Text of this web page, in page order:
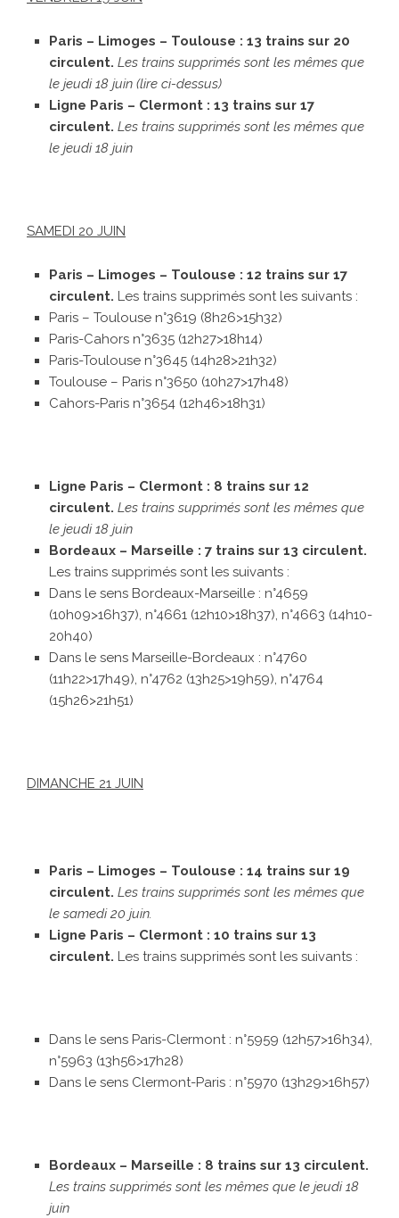
Paris – Limoges – Toulouse : 13 trains sur 20
circulent. Les trains supprimés sont les mêmes que
le jeudi 18 juin (lire ci-dessus)
Ligne Paris – Clermont : 13 trains sur 17
circulent. Les trains supprimés sont les mêmes que
le jeudi 18 juin
SAMEDI 20 JUIN
Paris – Limoges – Toulouse : 12 trains sur 17
circulent. Les trains supprimés sont les suivants :
Paris – Toulouse n°3619 (8h26>15h32)
Paris-Cahors n°3635 (12h27>18h14)
Paris-Toulouse n°3645 (14h28>21h32)
Toulouse – Paris n°3650 (10h27>17h48)
Cahors-Paris n°3654 (12h46>18h31)
Ligne Paris – Clermont : 8 trains sur 12
circulent. Les trains supprimés sont les mêmes que
le jeudi 18 juin
Bordeaux – Marseille : 7 trains sur 13 circulent.
Les trains supprimés sont les suivants :
Dans le sens Bordeaux-Marseille : n°4659
(10h09>16h37), n°4661 (12h10>18h37), n°4663 (14h10-
20h40)
Dans le sens Marseille-Bordeaux : n°4760
(11h22>17h49), n°4762 (13h25>19h59), n°4764
(15h26>21h51)
DIMANCHE 21 JUIN
Paris – Limoges – Toulouse : 14 trains sur 19
circulent. Les trains supprimés sont les mêmes que
le samedi 20 juin.
Ligne Paris – Clermont : 10 trains sur 13
circulent. Les trains supprimés sont les suivants :
Dans le sens Paris-Clermont : n°5959 (12h57>16h34),
n°5963 (13h56>17h28)
Dans le sens Clermont-Paris : n°5970 (13h29>16h57)
Bordeaux – Marseille : 8 trains sur 13 circulent.
Les trains supprimés sont les mêmes que le jeudi 18
juin